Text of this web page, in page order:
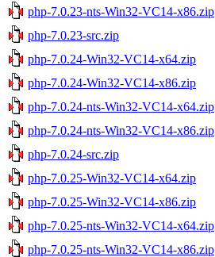
php-7.0.23-nts-Win32-VC14-x86.zip
php-7.0.23-src.zip
php-7.0.24-Win32-VC14-x64.zip
php-7.0.24-Win32-VC14-x86.zip
php-7.0.24-nts-Win32-VC14-x64.zip
php-7.0.24-nts-Win32-VC14-x86.zip
php-7.0.24-src.zip
php-7.0.25-Win32-VC14-x64.zip
php-7.0.25-Win32-VC14-x86.zip
php-7.0.25-nts-Win32-VC14-x64.zip
php-7.0.25-nts-Win32-VC14-x86.zip